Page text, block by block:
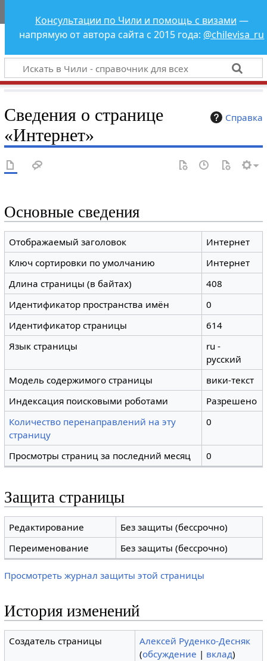
Чили - справочник
для всех
Консультации по Чили и помощь с визами —
напрямую от автора сайта с 2015 года: @chilevisa_ru
Справка
Сведения о странице
«Интернет»
Основные сведения
Отображаемый заголовок
Интернет
Ключ сортировки по умолчанию
Интернет
Длина страницы (в байтах)
408
Идентификатор пространства имён
0
Идентификатор страницы
614
Язык страницы
ru -
русский
Модель содержимого страницы
вики-текст
Индексация поисковыми роботами
Разрешено
Количество перенаправлений на эту
страницу
0
Просмотры страниц за последний месяц 0
Защита страницы
Редактирование
Без защиты (бессрочно)
Переименование
Без защиты (бессрочно)
Просмотреть журнал защиты этой страницы
История изменений
Создатель страницы
Алексей Руденко-Десняк
(обсуждение | вклад)